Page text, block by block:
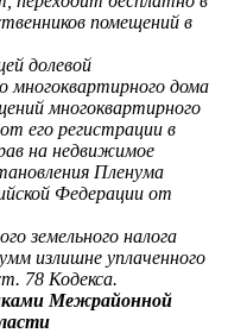
помещений в
долевой
многоквартирного дома
многоквартирного
его регистрации в
на недвижимое
Пленума
Федерации от
земельного налога
излишне уплаченного
78 Кодекса.
Межрайонной